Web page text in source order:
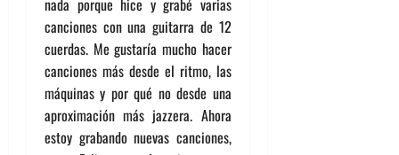
nada porque hice y grabé varias
canciones con una guitarra de 12
cuerdas. Me gustaría mucho hacer
canciones más desde el ritmo, las
máquinas y por qué no desde una
aproximación más jazzera. Ahora
estoy grabando nuevas canciones,